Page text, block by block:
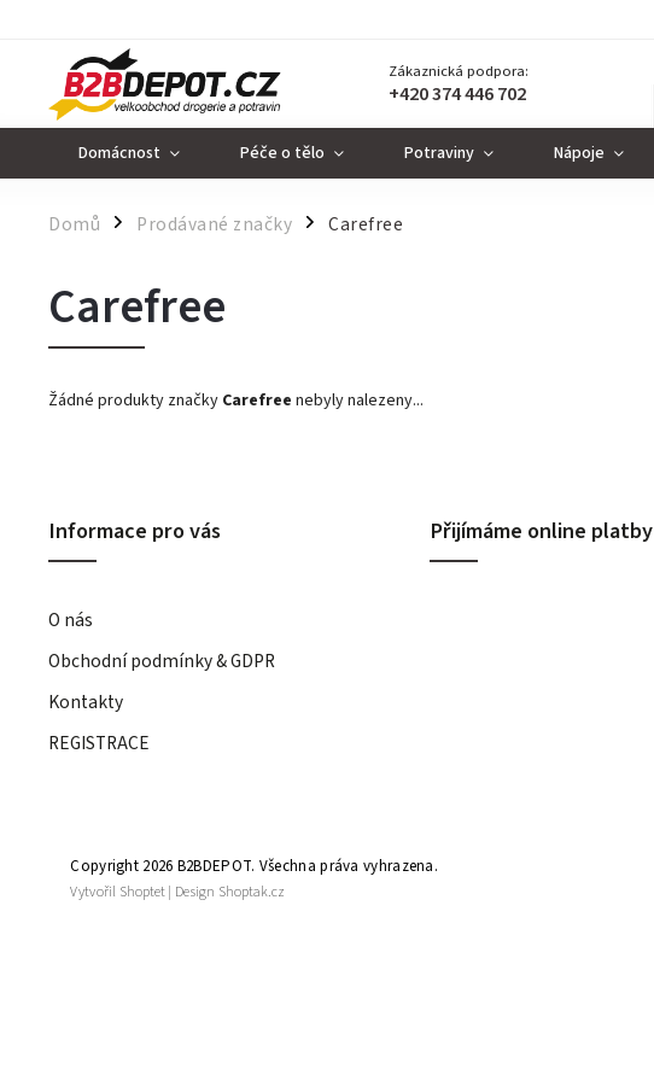
Zákaznická podpora:
+420 374 446 702
Domácnost Péče o tělo Potraviny Nápoje
Domů / Prodávané značky / Carefree
Carefree
Žádné produkty značky Carefree nebyly nalezeny...
Informace pro vás
O nás
Obchodní podmínky & GDPR
Kontakty
REGISTRACE
Přijímáme online platby
Copyright 2026 B2BDEPOT. Všechna práva vyhrazena.
Vytvořil Shoptet| Design Shoptak.cz